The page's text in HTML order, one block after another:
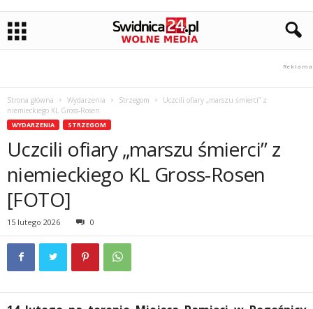
Strona główna Wydarzenia Strzegom
Uczcili ofiary „marszu śmierci” z
niemieckiego KL Gross-Rosen
WYDARZENIA STRZEGOM
Uczcili ofiary „marszu śmierci” z
niemieckiego KL Gross-Rosen
[FOTO]
15 lutego 2026 0